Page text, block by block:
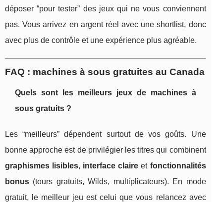
déposer “pour tester” des jeux qui ne vous conviennent
pas. Vous arrivez en argent réel avec une shortlist, donc
avec plus de contrôle et une expérience plus agréable.
FAQ : machines à sous gratuites au Canada
Quels sont les meilleurs jeux de machines à
sous gratuits ?
Les “meilleurs” dépendent surtout de vos goûts. Une
bonne approche est de privilégier les titres qui combinent
graphismes lisibles, interface claire et fonctionnalités
bonus (tours gratuits, Wilds, multiplicateurs). En mode
gratuit, le meilleur jeu est celui que vous relancez avec